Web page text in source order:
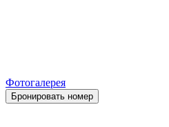
Фотогалерея
Бронировать номер